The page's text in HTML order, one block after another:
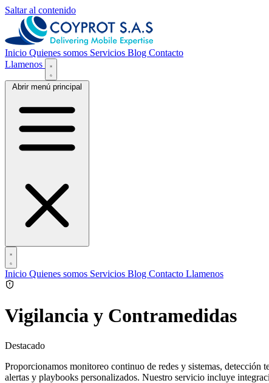
Saltar al contenido
Inicio Quienes somos Servicios Blog Contacto
Llamenos
Abrir menú principal
Inicio Quienes somos Servicios Blog Contacto Llamenos
Vigilancia y Contramedidas
Destacado
Proporcionamos monitoreo continuo de redes y sistemas, detección
alertas y playbooks personalizados. Nuestro servicio incluye